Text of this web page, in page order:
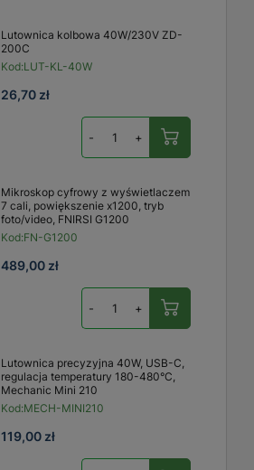
Lutownica kolbowa 40W/230V ZD-
200C
Kod:LUT-KL-40W
26,70 zł
- +
Mikroskop cyfrowy z wyświetlaczem
7 cali, powiększenie x1200, tryb
foto/video, FNIRSI G1200
Kod:FN-G1200
489,00 zł
- +
Lutownica precyzyjna 40W, USB-C,
regulacja temperatury 180-480°C,
Mechanic Mini 210
Kod:MECH-MINI210
119,00 zł